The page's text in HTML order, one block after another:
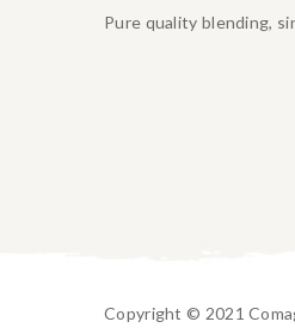
Pure quality blending,
Copyright © 2021